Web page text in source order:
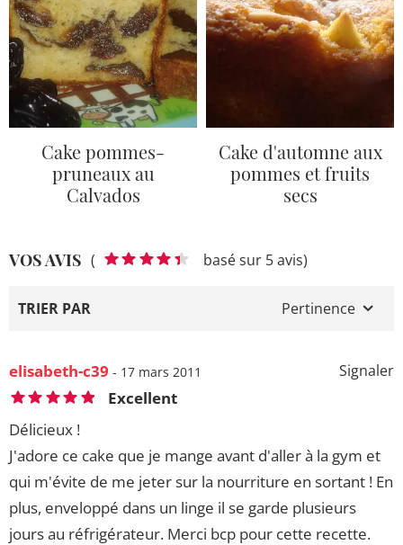
Cake pommes-
pruneaux au
Calvados
Cake d'automne aux
pommes et fruits
secs
VOS AVIS ( basé sur 5 avis)
TRIER PAR Pertinence
Signaler
elisabeth-c39 - 17 mars 2011
Excellent
Délicieux !
J'adore ce cake que je mange avant d'aller à la gym et
qui m'évite de me jeter sur la nourriture en sortant ! En
plus, enveloppé dans un linge il se garde plusieurs
jours au réfrigérateur. Merci bcp pour cette recette.